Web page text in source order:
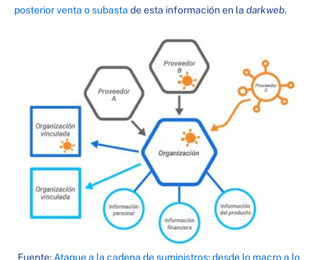
posterior venta o subasta de esta información en la darkweb.
Fuente:Ataque a la cadena de suministros: desde lo macro a lo